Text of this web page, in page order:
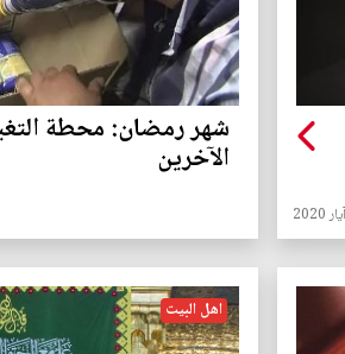
شهر رمضان: محطة
الآخرين
اهل البيت